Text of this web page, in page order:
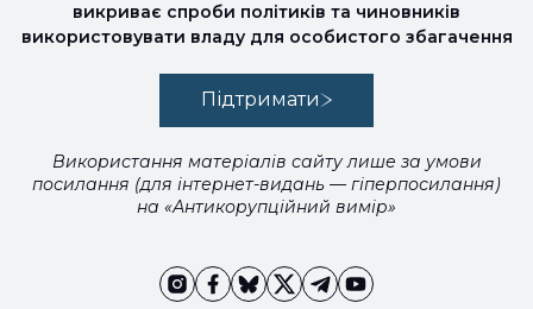
викриває спроби політиків та чиновників
використовувати владу для особистого збагачення
Підтримати
Використання матеріалів сайту лише за умови
посилання (для інтернет-видань — гіперпосилання)
на «Антикорупційний вимір»